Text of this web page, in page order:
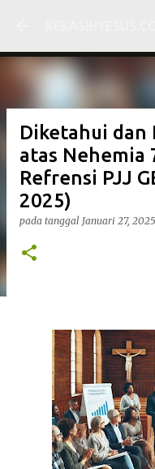
Diketahui dan
atas Nehemia
Refrensi PJJ
2025)
pada tanggal Januari 27, 2025